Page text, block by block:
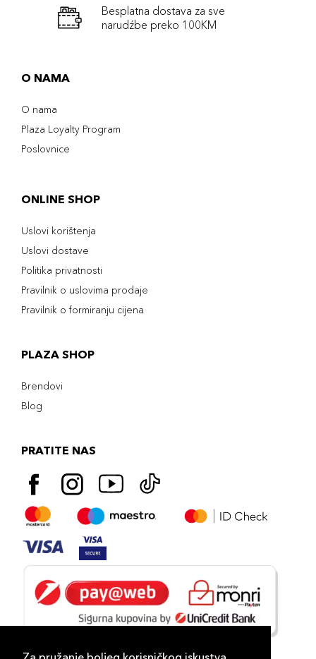
Besplatna dostava za sve
narudźbe preko 100KM
O NAMA
O nama
Plaza Loyalty Program
Poslovnice
ONLINE SHOP
Uslovi korištenja
Uslovi dostave
Politika privatnosti
Pravilnik o uslovima prodaje
Pravilnik o formiranju cijena
PLAZA SHOP
Brendovi
Blog
PRATITE NAS